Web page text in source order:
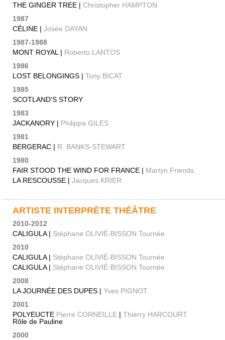
THE GINGER TREE | Christopher HAMPTON
1987
CÉLINE | Josée DAYAN
1987-1988
MONT ROYAL | Roberto LANTOS
1986
LOST BELONGINGS | Tony BICAT
1985
SCOTLAND'S STORY
1983
JACKANORY | Philippa GILES
1981
BERGERAC | R. BANKS-STEWART
1980
FAIR STOOD THE WIND FOR FRANCE | Martyn Friends
LA RESCOUSSE | Jacques KRIER
ARTISTE INTERPRÈTE THÉÂTRE
2010-2012
CALIGULA | Stéphane OLIVIÉ-BISSON Tournée
2010
CALIGULA | Stéphane OLIVIÉ-BISSON Tournée
CALIGULA | Stéphane OLIVIÉ-BISSON Tournée
2008
LA JOURNÉE DES DUPES | Yves PIGNOT
2001
POLYEUCTE Pierre CORNEILLE | Thierry HARCOURT
Rôle de Pauline
2000